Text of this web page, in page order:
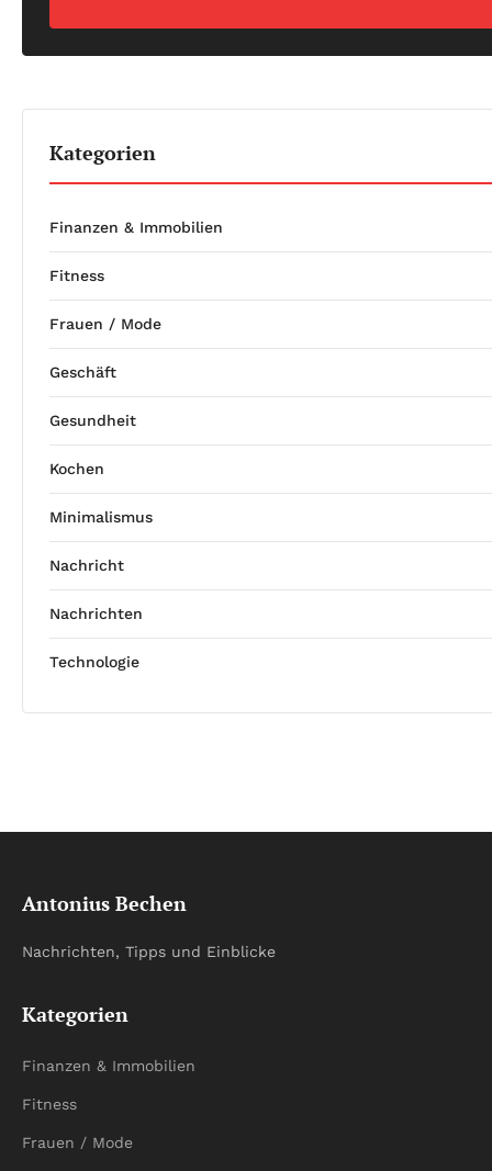
Kategorien
Finanzen & Immobilien
Fitness
Frauen / Mode
Geschäft
Gesundheit
Kochen
Minimalismus
Nachricht
Nachrichten
Technologie
Antonius Bechen
Nachrichten, Tipps und Einblicke
Kategorien
Finanzen & Immobilien
Fitness
Frauen / Mode